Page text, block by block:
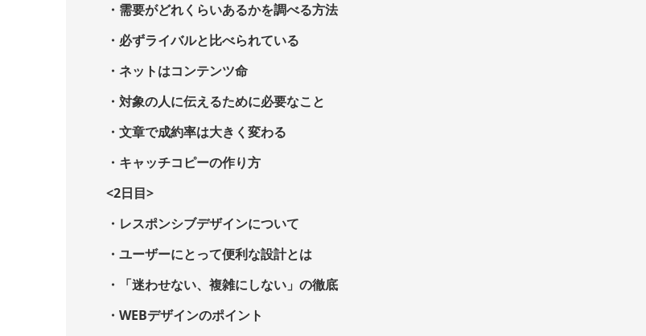
・需要がどれくらいあるかを調べる方法
・必ずライバルと比べられている
・ネットはコンテンツ命
・対象の人に伝えるために必要なこと
・文章で成約率は大きく変わる
・キャッチコピーの作り方
<2日目>
・レスポンシブデザインについて
・ユーザーにとって便利な設計とは
・「迷わせない、複雑にしない」の徹底
・WEBデザインのポイント